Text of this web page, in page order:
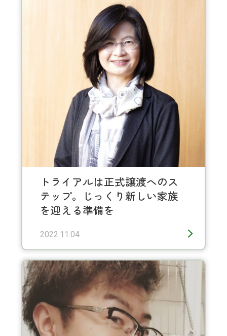
トライアルは正式譲渡へのス
テップ。じっくり新しい家族
を迎える準備を
2022.11.04